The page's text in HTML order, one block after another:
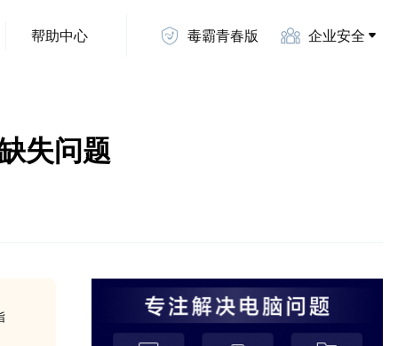
帮助中心 毒霸青春版 企业安全
失问题